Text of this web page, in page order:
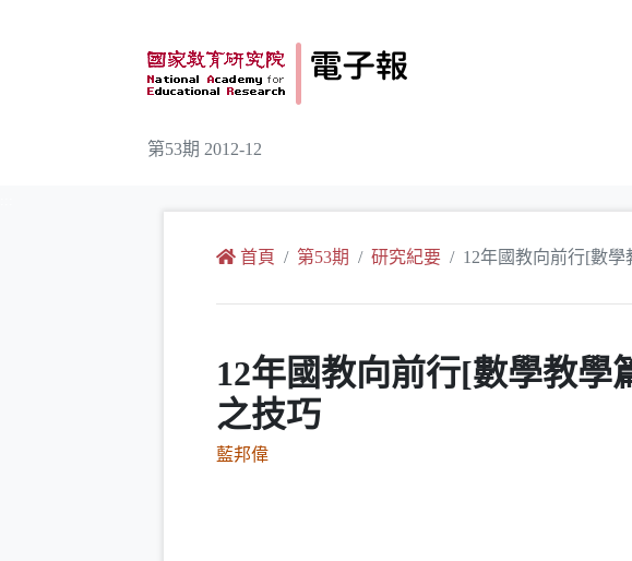
第53期 2012-12
首頁 第53期 研究紀要 12年國教向前行[數學
12年國教向前行[數學教學
之技巧
藍邦偉